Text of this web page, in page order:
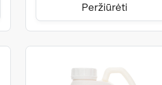
Peržiūrėti